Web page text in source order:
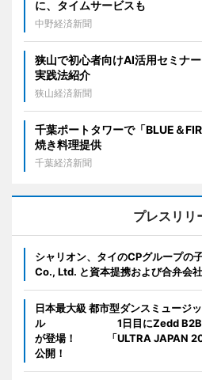
に、タイムサービスも
中野経済新聞
狭山で初心者向けAI活用セミナ
実践法紹介
狭山経済新聞
千葉ポートタワーで「BLUE＆
焼き料理提供
千葉経済新聞
プレスリリ
シャリオン、タイのCPグループの
Co., Ltd. と資本提携および合弁会
日本最大級 都市型ダンスミュージ
ル 1日目にZedd B2B
が登場！ 「ULTRA JAPAN
公開！